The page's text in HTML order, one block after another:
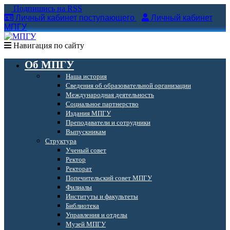
Подпишись на RSS
Личный кабинет поступающего
Личный кабинет
МПГУ
Навигация по сайту
Об МПГУ
Наша история
Сведения об образовательной организации
Международная деятельность
Социальное партнерство
Издания МПГУ
Преподаватели и сотрудники
Выпускникам
Структура
Ученый совет
Ректор
Ректорат
Попечительский совет МПГУ
Филиалы
Институты и факультеты
Библиотека
Управления и отделы
Музей МПГУ